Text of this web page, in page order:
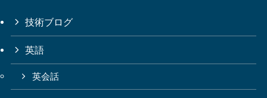
技術ブログ
英語
英会話